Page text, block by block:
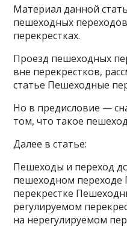
Материал данной
пешеходных
перекрестках.
Проезд пешеходных
вне перекрестков,
статье Пешеходные
Но в предисловие —
том, что такое
Далее в статье:
Пешеходы и переход
пешеходном
перекрестке
регулируемом
на нерегулируемом